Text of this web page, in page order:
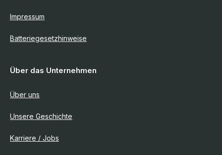
Impressum
Batteriegesetzhinweise
Über das Unternehmen
Über uns
Unsere Geschichte
Karriere / Jobs